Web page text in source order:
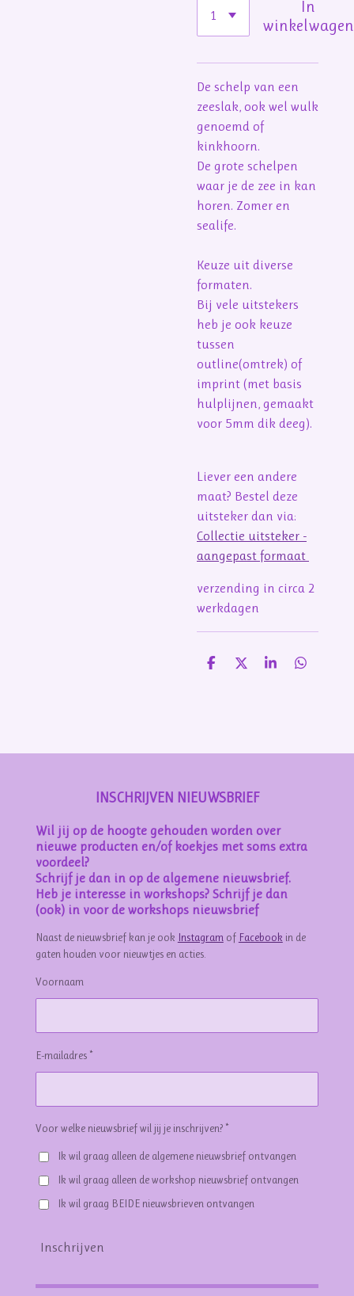
In
winkelwagen
De schelp van een
zeeslak, ook wel wulk
genoemd of
kinkhoorn.
De grote schelpen
waar je de zee in kan
horen. Zomer en
sealife.
Keuze uit diverse
formaten.
Bij vele uitstekers
heb je ook keuze
tussen
outline(omtrek) of
imprint (met basis
hulplijnen, gemaakt
voor 5mm dik deeg).
Liever een andere
maat? Bestel deze
uitsteker dan via:
Collectie uitsteker -
aangepast formaat
verzending in circa 2
werkdagen
D
D
S
D
INSCHRIJVEN NIEUWSBRIEF
Wil jij op de hoogte gehouden worden over
nieuwe producten en/of koekjes met soms extra
voordeel?
Schrijf je dan in op de algemene nieuwsbrief.
Heb je interesse in workshops? Schrijf je dan
(ook) in voor de workshops nieuwsbrief
Naast de nieuwsbrief kan je ook Instagram of Facebook in de
gaten houden voor nieuwtjes en acties.
Voornaam
E-mailadres *
Voor welke nieuwsbrief wil jij je inschrijven? *
Ik wil graag alleen de algemene nieuwsbrief ontvangen
Ik wil graag alleen de workshop nieuwsbrief ontvangen
Ik wil graag BEIDE nieuwsbrieven ontvangen
Inschrijven